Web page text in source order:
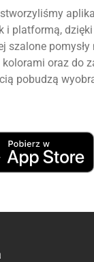
i platformą,
oraz do
pobudzą